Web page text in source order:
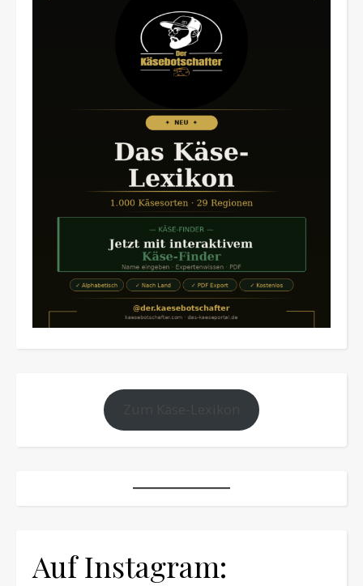
Auf Instagram: